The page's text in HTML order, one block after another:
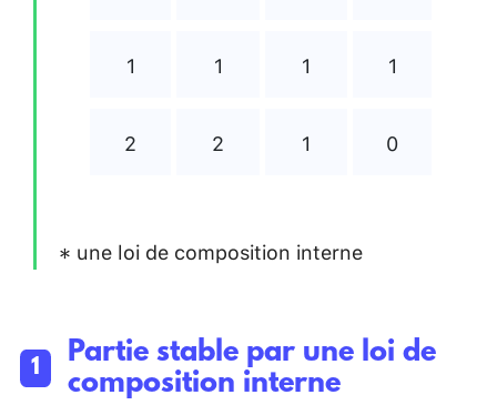
1 1 1 1
2 2 1 0
*
∗ une loi de composition interne
Partie stable par une loi de
composition interne